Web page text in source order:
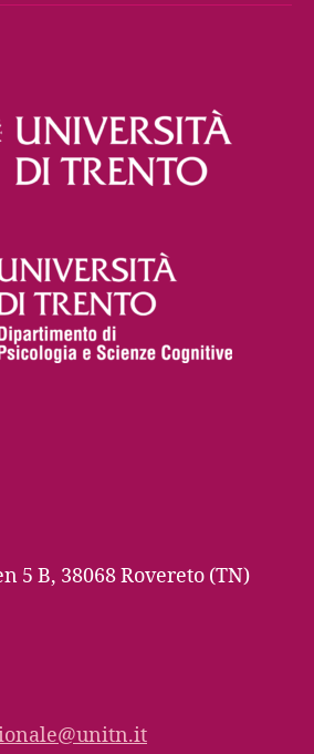
5 B, 38068 Rovereto (TN)